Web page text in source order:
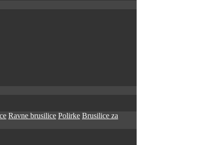
Ravne brusilice Polirke Brusilice za